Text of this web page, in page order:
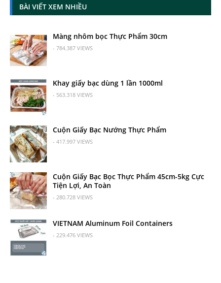
BÀI VIẾT XEM NHIỀU
Màng nhôm bọc Thực Phẩm 30cm
- 784.387 VIEWS
Khay giấy bạc dùng 1 lần 1000ml
- 563.318 VIEWS
Cuộn Giấy Bạc Nướng Thực Phẩm
- 417.997 VIEWS
Cuộn Giấy Bạc Bọc Thực Phẩm 45cm-5kg Cực
Tiện Lợi, An Toàn
- 280.728 VIEWS
VIETNAM Aluminum Foil Containers
- 229.476 VIEWS